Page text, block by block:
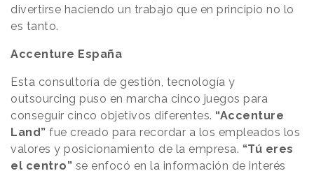
divertirse haciendo un trabajo que en principio no lo
es tanto.
Accenture España
Esta consultoría de gestión, tecnología y
outsourcing puso en marcha cinco juegos para
conseguir cinco objetivos diferentes. “Accenture
Land” fue creado para recordar a los empleados los
valores y posicionamiento de la empresa. “Tú eres
el centro” se enfocó en la información de interés